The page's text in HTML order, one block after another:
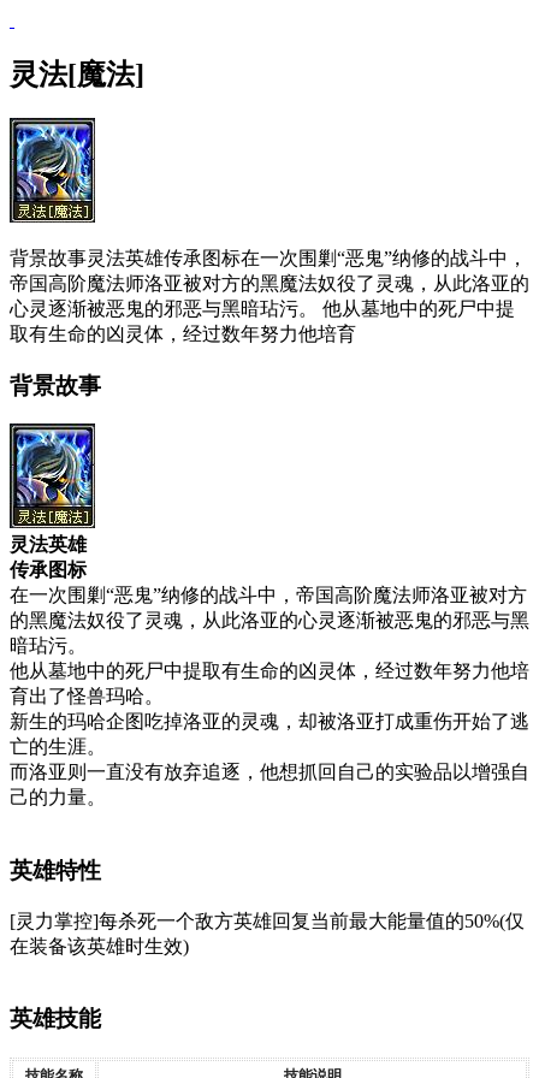
灵法[魔法]
背景故事灵法英雄传承图标在一次围剿“恶鬼”纳修的战斗中，
帝国高阶魔法师洛亚被对方的黑魔法奴役了灵魂，从此洛亚的
心灵逐渐被恶鬼的邪恶与黑暗玷污。 他从墓地中的死尸中提
取有生命的凶灵体，经过数年努力他培育
背景故事
灵法英雄
传承图标
在一次围剿“恶鬼”纳修的战斗中，帝国高阶魔法师洛亚被对方
的黑魔法奴役了灵魂，从此洛亚的心灵逐渐被恶鬼的邪恶与黑
暗玷污。
他从墓地中的死尸中提取有生命的凶灵体，经过数年努力他培
育出了怪兽玛哈。
新生的玛哈企图吃掉洛亚的灵魂，却被洛亚打成重伤开始了逃
亡的生涯。
而洛亚则一直没有放弃追逐，他想抓回自己的实验品以增强自
己的力量。
英雄特性
[灵力掌控]每杀死一个敌方英雄回复当前最大能量值的50%(仅
在装备该英雄时生效)
英雄技能